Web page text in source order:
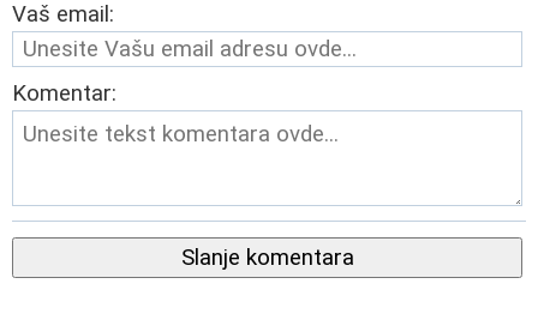
Vaš email:
Komentar:
Slanje komentara